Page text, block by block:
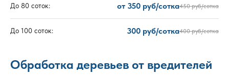
До 80 соток: от 350 руб/сотка450 руб/сотка
До 100 соток: 300 руб/сотка400 руб/сотка
Обработка деревьев от вредителей